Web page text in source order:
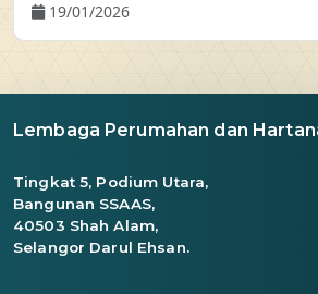
19/01/2026
Lembaga Perumahan dan
Tingkat 5, Podium Utara,
Bangunan SSAAS,
40503 Shah Alam,
Selangor Darul Ehsan.